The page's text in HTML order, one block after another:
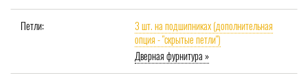
Петли:
3 шт. на подшипниках (дополнительная
опция - "скрытые петли")
Дверная фурнитура »